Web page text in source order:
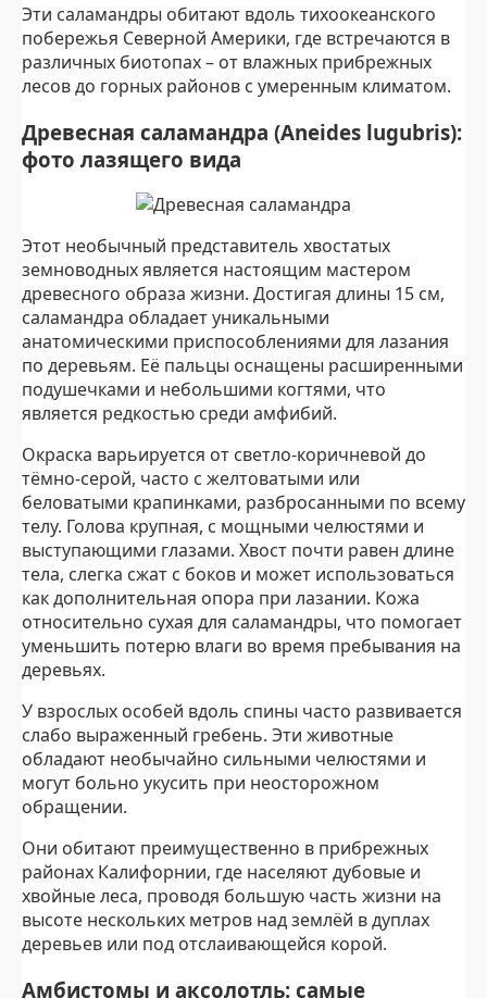
Эти саламандры обитают вдоль тихоокеанского
побережья Северной Америки, где встречаются в
различных биотопах – от влажных прибрежных
лесов до горных районов с умеренным климатом.
Древесная саламандра (Aneides lugubris):
фото лазящего вида
Этот необычный представитель хвостатых
земноводных является настоящим мастером
древесного образа жизни. Достигая длины 15 см,
саламандра обладает уникальными
анатомическими приспособлениями для лазания
по деревьям. Её пальцы оснащены расширенными
подушечками и небольшими когтями, что
является редкостью среди амфибий.
Окраска варьируется от светло-коричневой до
тёмно-серой, часто с желтоватыми или
беловатыми крапинками, разбросанными по всему
телу. Голова крупная, с мощными челюстями и
выступающими глазами. Хвост почти равен длине
тела, слегка сжат с боков и может использоваться
как дополнительная опора при лазании. Кожа
относительно сухая для саламандры, что помогает
уменьшить потерю влаги во время пребывания на
деревьях.
У взрослых особей вдоль спины часто развивается
слабо выраженный гребень. Эти животные
обладают необычайно сильными челюстями и
могут больно укусить при неосторожном
обращении.
Они обитают преимущественно в прибрежных
районах Калифорнии, где населяют дубовые и
хвойные леса, проводя большую часть жизни на
высоте нескольких метров над землёй в дуплах
деревьев или под отслаивающейся корой.
Амбистомы и аксолотль: самые